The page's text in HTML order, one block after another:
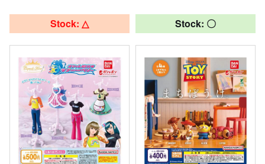
Stock: △ Stock: 〇